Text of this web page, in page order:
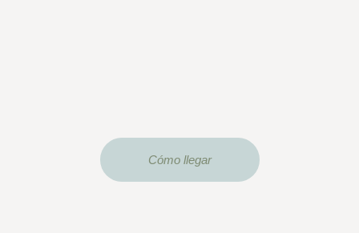
Cómo llegar